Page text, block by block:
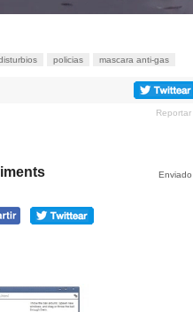
policias mascara anti-gas